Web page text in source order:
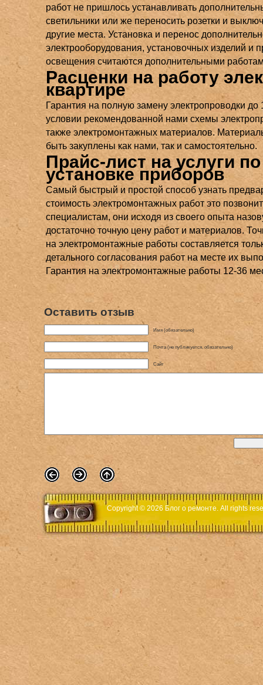
работ не пришлось устанавливать
светильники или же переносить розетки и
другие места. Установка и перенос
электрооборудования, установочных изделий и
освещения считаются дополнительными
Расценки на работу
квартире
Гарантия на полную замену электропроводки до
условии рекомендованной нами схемы
также электромонтажных материалов.
быть закуплены как нами, так и самостоятельно.
Прайс-лист на услуги по
установке приборов
Самый быстрый и простой способ узнать
стоимость электромонтажных работ это
специалистам, они исходя из своего опыта
достаточно точную цену работ и материалов.
на электромонтажные работы составляется
детального согласования работ на месте их
Гарантия на электромонтажные работы 12-36
Оставить отзыв
Имя (обязательно)
Почта (не публикуется, обязательно)
Сайт
Copyright © 2026 Блог о ремонте. All rights